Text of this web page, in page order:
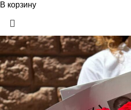
В корзину